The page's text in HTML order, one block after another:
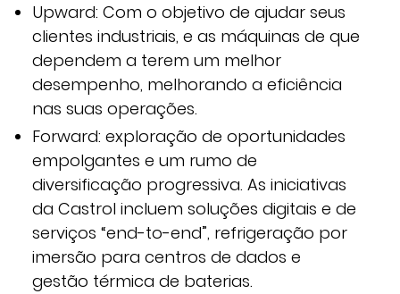
Upward: Com o objetivo de ajudar seus
clientes industriais, e as máquinas de que
dependem a terem um melhor
desempenho, melhorando a eficiência
nas suas operações.
Forward: exploração de oportunidades
empolgantes e um rumo de
diversificação progressiva. As iniciativas
da Castrol incluem soluções digitais e de
serviços “end-to-end”, refrigeração por
imersão para centros de dados e
gestão térmica de baterias.